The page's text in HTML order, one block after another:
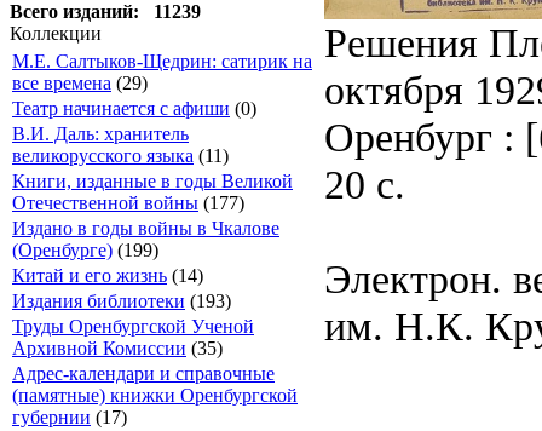
Всего изданий: 11239
Коллекции
М.Е. Салтыков-Щедрин: сатирик на
все времена (29)
Театр начинается с афиши (0)
В.И. Даль: хранитель
великорусского языка (11)
Книги, изданные в годы Великой
Отечественной войны (177)
Издано в годы войны в Чкалове
(Оренбурге) (199)
Китай и его жизнь (14)
Издания библиотеки (193)
Труды Оренбургской Ученой
Архивной Комиссии (35)
Адрес-календари и справочные
(памятные) книжки Оренбургской
губернии (17)
Решения
октября
Оренбург :
20 с.
Электрон.
им. Н.К.